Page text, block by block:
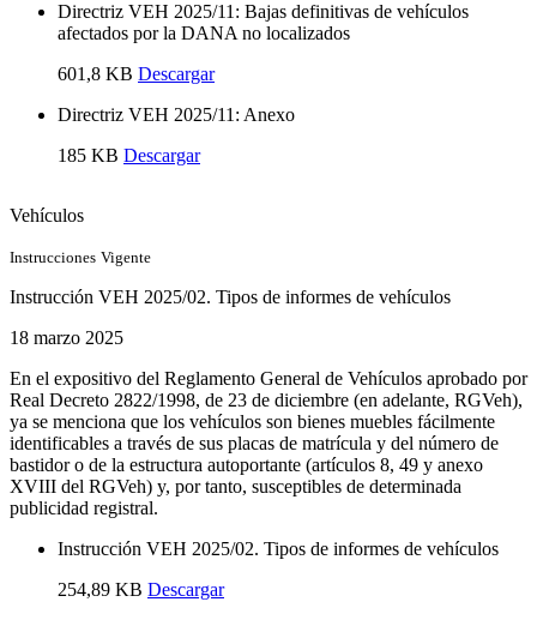
Directriz VEH 2025/11: Bajas definitivas de vehículos
afectados por la DANA no localizados
601,8 KB Descargar
Directriz VEH 2025/11: Anexo
185 KB Descargar
Vehículos
Instrucciones Vigente
Instrucción VEH 2025/02. Tipos de informes de vehículos
18 marzo 2025
En el expositivo del Reglamento General de Vehículos aprobado por
Real Decreto 2822/1998, de 23 de diciembre (en adelante, RGVeh),
ya se menciona que los vehículos son bienes muebles fácilmente
identificables a través de sus placas de matrícula y del número de
bastidor o de la estructura autoportante (artículos 8, 49 y anexo
XVIII del RGVeh) y, por tanto, susceptibles de determinada
publicidad registral.
Instrucción VEH 2025/02. Tipos de informes de vehículos
254,89 KB Descargar